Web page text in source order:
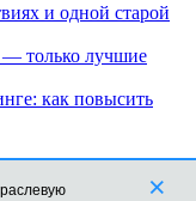
и одной старой
только лучшие
как повысить
×